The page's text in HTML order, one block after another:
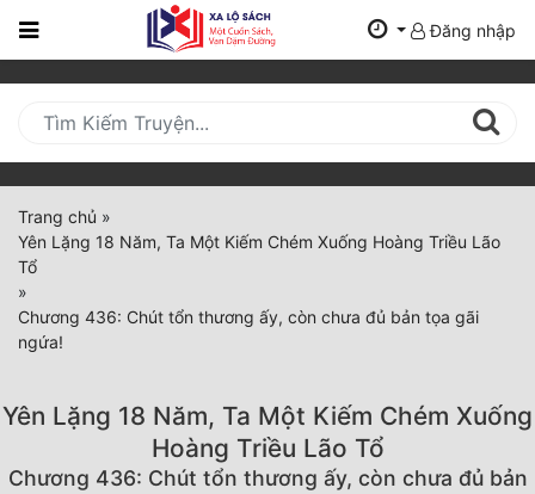
Trang
Mới
Cập
Nhật
(current)
BXH
Thể Loại
Truyện Mới Ra
Hoàn Thành
Đăng nhập
Trang chủ »
Yên Lặng 18 Năm, Ta Một Kiếm Chém Xuống Hoàng Triều Lão
Tổ
»
Chương 436: Chút tổn thương ấy, còn chưa đủ bản tọa gãi
ngứa!
Yên Lặng 18 Năm, Ta Một Kiếm Chém Xuống
Hoàng Triều Lão Tổ
Chương 436: Chút tổn thương ấy, còn chưa đủ bản